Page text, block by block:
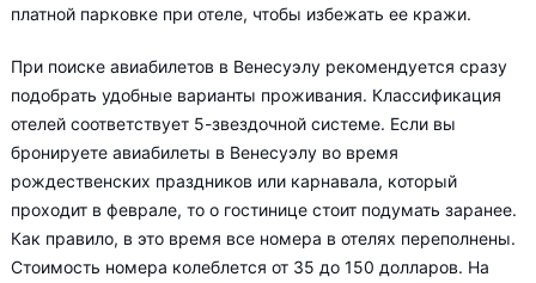
платной парковке при отеле, чтобы избежать ее кражи.
При поиске авиабилетов в Венесуэлу рекомендуется сразу
подобрать удобные варианты проживания. Классификация
отелей соответствует 5-звездочной системе. Если вы
бронируете авиабилеты в Венесуэлу во время
рождественских праздников или карнавала, который
проходит в феврале, то о гостинице стоит подумать заранее.
Как правило, в это время все номера в отелях переполнены.
Стоимость номера колеблется от 35 до 150 долларов. На